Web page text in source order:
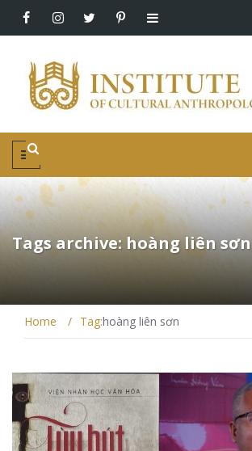
Tags archive: hoàng liên sơn
Home / Tag:hoàng liên sơn